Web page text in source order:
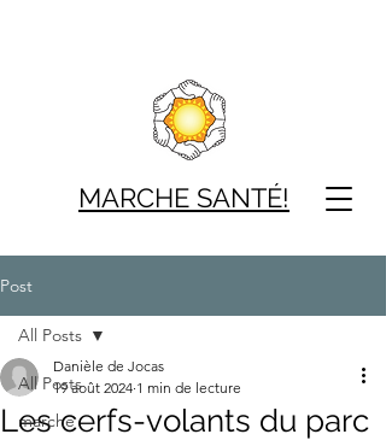
MARCHE SANTÉ!
Post
All Posts
marche
All Posts
Les cerfs-volants du parc
Danièle de Jocas
19 août 2024 1 min de lecture